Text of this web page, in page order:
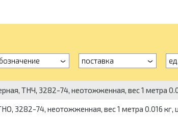
поставка
ТНЧ, 3282-74, неотожженная, вес 1 метра
3282-74, неотожженная, вес 1 метра 0.016 кг,